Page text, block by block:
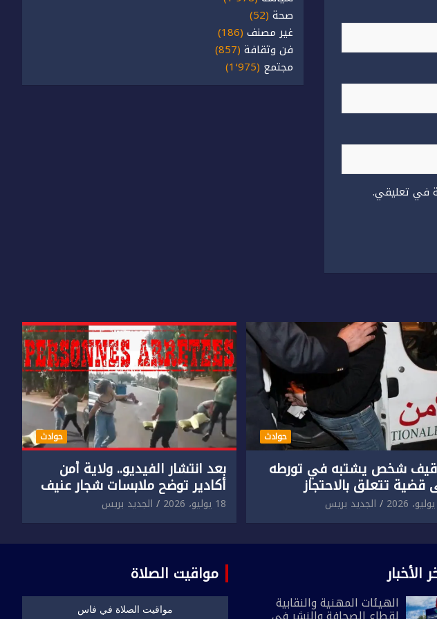
في تعليقي.
صحة (52)
غير مصنف (186)
فن وثقافة (857)
مجتمع (1٬975)
حوادث
شخص يشتبه في تورطه
تتعلق بالاحتجاز
بارتكاب اعتداء جنسي
إضرام النار عمدا.
الجديد بريس
حوادث
بعد انتشار الفيديو.. ولاية أمن
أكادير توضح ملابسات شجار عنيف
بين سائق وسيدتين
18 يوليو، 2026 الجديد بريس
الأخبار
الهيئات المهنية والنقابية
مواقيت الصلاة